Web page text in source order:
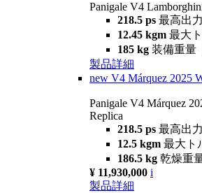
Panigale V4
218.5 ps 最高出力
12.45 kgm 最大
185 kg 装備重量
製品詳細
new V4 Márquez 2025
Panigale V4 Márquez
Replica
218.5 ps 最高出力
12.5 kgm 最大ト
186.5 kg 乾燥重
¥ 11,930,000 i
製品詳細